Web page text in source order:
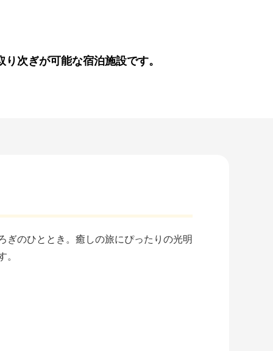
次ぎが可能な宿泊施設です。
ぎのひととき。癒しの旅にぴったりの光明
。